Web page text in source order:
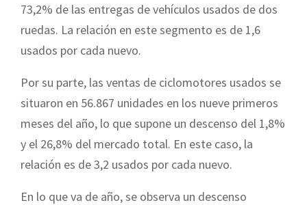
73,2% de las entregas de vehículos usados de dos
ruedas. La relación en este segmento es de 1,6
usados por cada nuevo.
Por su parte, las ventas de ciclomotores usados se
situaron en 56.867 unidades en los nueve primeros
meses del año, lo que supone un descenso del 1,8%
y el 26,8% del mercado total. En este caso, la
relación es de 3,2 usados por cada nuevo.
En lo que va de año, se observa un descenso